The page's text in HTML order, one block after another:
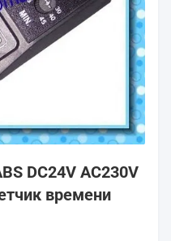
DC24V AC230V
времени